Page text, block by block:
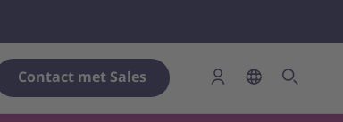
Contact met Sales